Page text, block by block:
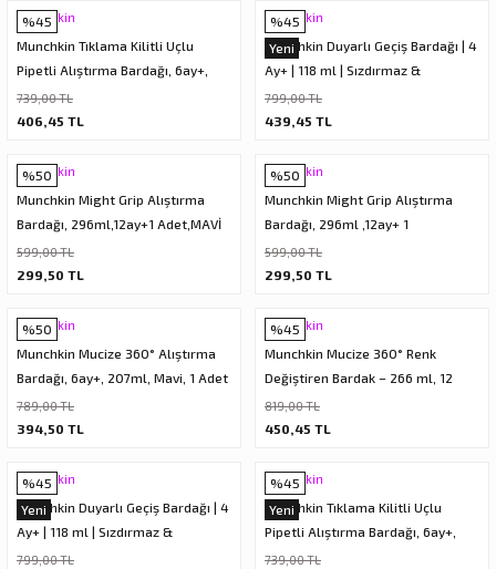
%45
Munchkin
Munchkin Tıklama Kilitli Uçlu
Pipetli Alıştırma Bardağı, 6ay+,
207ml, Yeşil, 1 Adet
406,45 TL
739,00 TL
%45
Yeni
Munchkin
Munchkin Duyarlı Geçiş Bardağı | 4
Ay+ | 118 ml | Sızdırmaz &
Ergonomik Kulplu | Yeşil
439,45 TL
799,00 TL
%50
Munchkin
Munchkin Might Grip Alıştırma
Bardağı, 296ml,12ay+1 Adet,MAVİ
299,50 TL
599,00 TL
%50
Munchkin
Munchkin Might Grip Alıştırma
Bardağı, 296ml ,12ay+ 1
Adet,PEMBE
299,50 TL
599,00 TL
%50
Munchkin
Munchkin Mucize 360° Alıştırma
Bardağı, 6ay+, 207ml, Mavi, 1 Adet
394,50 TL
789,00 TL
%45
Munchkin
Munchkin Mucize 360° Renk
Değiştiren Bardak – 266 ml, 12
Ay+, BPA İçermez, Sarı
450,45 TL
819,00 TL
%45
Yeni
Munchkin
Munchkin Duyarlı Geçiş Bardağı | 4
Ay+ | 118 ml | Sızdırmaz &
Ergonomik Kulplu | Mavi
799,00 TL
%45
Yeni
Munchkin
Munchkin Tıklama Kilitli Uçlu
Pipetli Alıştırma Bardağı, 6ay+,
207ml, Pembe, 1 Adet
739,00 TL